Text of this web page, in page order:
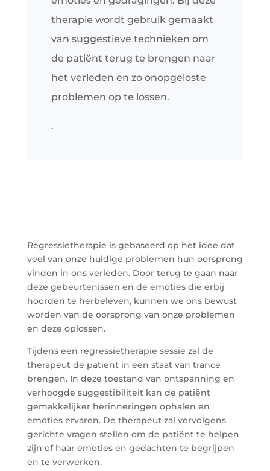
therapie wordt gebruik gemaakt
van suggestieve technieken om
de patiënt terug te brengen naar
het verleden en zo onopgeloste
problemen op te lossen.
.
Regressietherapie is gebaseerd op het idee dat
veel van onze huidige problemen hun oorsprong
vinden in ons verleden. Door terug te gaan naar
deze gebeurtenissen en de emoties die erbij
hoorden te herbeleven, kunnen we ons bewust
worden van de oorsprong van onze problemen
en deze oplossen.
Tijdens een regressietherapie sessie zal de
therapeut de patiënt in een staat van trance
brengen. In deze toestand van ontspanning en
verhoogde suggestibiliteit kan de patiënt
gemakkelijker herinneringen ophalen en
emoties ervaren. De therapeut zal vervolgens
gerichte vragen stellen om de patiënt te helpen
zijn of haar emoties en gedachten te begrijpen
en te verwerken.